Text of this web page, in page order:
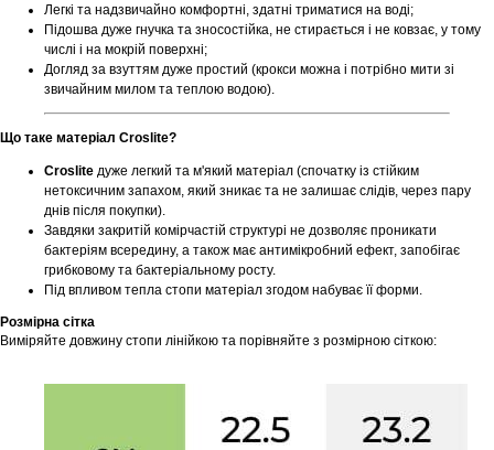
Легкі та надзвичайно комфортні, здатні триматися на воді;
Підошва дуже гнучка та зносостійка, не стирається і не ковзає, у тому
числі і на мокрій поверхні;
Догляд за взуттям дуже простий (крокси можна і потрібно мити зі
звичайним милом та теплою водою).
Що таке матеріал Croslite?
Croslite дуже легкий та м'який матеріал (спочатку із стійким
нетоксичним запахом, який зникає та не залишає слідів, через пару
днів після покупки).
Завдяки закритій комірчастій структурі не дозволяє проникати
бактеріям всередину, а також має антимікробний ефект, запобігає
грибковому та бактеріальному росту.
Під впливом тепла стопи матеріал згодом набуває її форми.
Розмірна сітка
Виміряйте довжину стопи лінійкою та порівняйте з розмірною сіткою: